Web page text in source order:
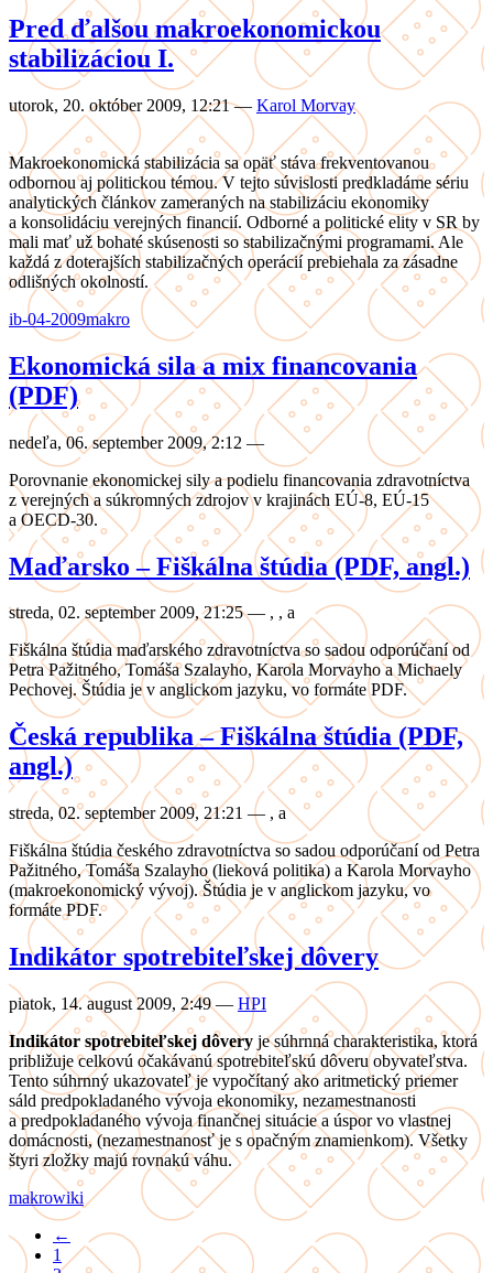
Pred ďalšou makroekonomickou
stabilizáciou I.
utorok, 20. október 2009, 12:21 — Karol Morvay
Makroekonomická stabilizácia sa opäť stáva frekventovanou
odbornou aj politickou témou. V tejto súvislosti predkladáme sériu
analytických článkov zameraných na stabilizáciu ekonomiky
a konsolidáciu verejných financií. Odborné a politické elity v SR by
mali mať už bohaté skúsenosti so stabilizačnými programami. Ale
každá z doterajších stabilizačných operácií prebiehala za zásadne
odlišných okolností.
ib-04-2009makro
Ekonomická sila a mix financovania
(PDF)
nedeľa, 06. september 2009, 2:12 —
Porovnanie ekonomickej sily a podielu financovania zdravotníctva
z verejných a súkromných zdrojov v krajinách EÚ-8, EÚ-15
a OECD-30.
Maďarsko – Fiškálna štúdia (PDF, angl.)
streda, 02. september 2009, 21:25 — , , a
Fiškálna štúdia maďarského zdravotníctva so sadou odporúčaní od
Petra Pažitného, Tomáša Szalayho, Karola Morvayho a Michaely
Pechovej. Štúdia je v anglickom jazyku, vo formáte PDF.
Česká republika – Fiškálna štúdia (PDF,
angl.)
streda, 02. september 2009, 21:21 — , a
Fiškálna štúdia českého zdravotníctva so sadou odporúčaní od Petra
Pažitného, Tomáša Szalayho (lieková politika) a Karola Morvayho
(makroekonomický vývoj). Štúdia je v anglickom jazyku, vo
formáte PDF.
Indikátor spotrebiteľskej dôvery
piatok, 14. august 2009, 2:49 — HPI
Indikátor spotrebiteľskej dôvery je súhrnná charakteristika, ktorá
približuje celkovú očakávanú spotrebiteľskú dôveru obyvateľstva.
Tento súhrnný ukazovateľ je vypočítaný ako aritmetický priemer
sáld predpokladaného vývoja ekonomiky, nezamestnanosti
a predpokladaného vývoja finančnej situácie a úspor vo vlastnej
domácnosti, (nezamestnanosť je s opačným znamienkom). Všetky
štyri zložky majú rovnakú váhu.
makrowiki
←
1